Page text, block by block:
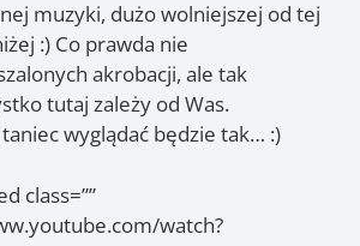
muzyki, dużo wolniejszej od tej
:) Co prawda nie
akrobacji, ale tak
tutaj zależy od Was.
wyglądać będzie tak… :)
class=””
watch?